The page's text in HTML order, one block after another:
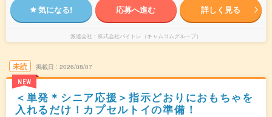
気になる! 応募へ進む 詳しく見る
派遣会社 株式会社バイトレ（キャムコムグループ）
未読
NEW
掲載日 2026/08/07
＜単発＊シニア応援＞指示どおりにおもちゃを
入れるだけ！カプセルトイの準備！